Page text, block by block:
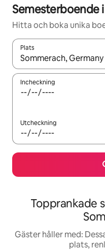
Semesterboende
Hitta och boka unika
Plats
När resultaten är
Incheckning
Utcheckning
Topprankade
Gäster håller med:
plats,